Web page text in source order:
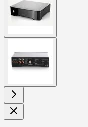
image
image